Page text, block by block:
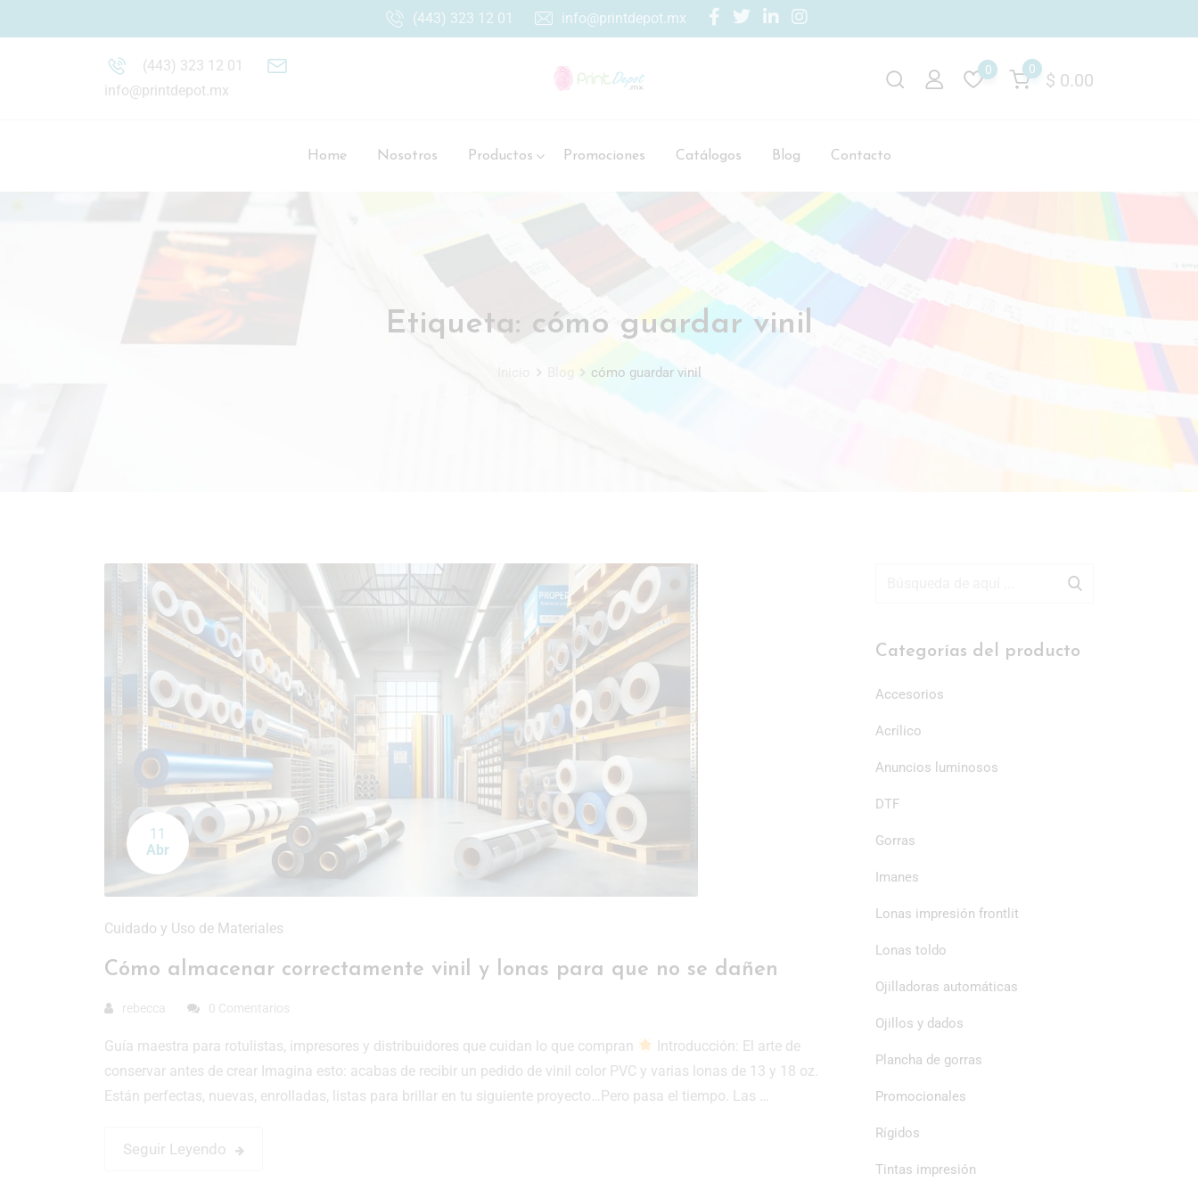
(443) 323 12 01 info@printdepot.mx
(443) 323 12 01
info@printdepot.mx
$ 0.00
0
0
Home Nosotros Productos Promociones Catálogos Blog Contacto
Etiqueta: cómo guardar vinil
cómo guardar vinil
11
Abr
Cuidado y Uso de Materiales
Cómo almacenar correctamente vinil y lonas para que no se dañen
rebecca 0 Comentarios
Guía maestra para rotulistas, impresores y distribuidores que cuidan lo que compran
Introducción: El arte de
conservar antes de crear Imagina esto: acabas de recibir un pedido de vinil color PVC y varias lonas de 13 y 18 oz.
Están perfectas, nuevas, enrolladas, listas para brillar en tu siguiente proyecto…Pero pasa el tiempo. Las …
Seguir Leyendo
Categorías del producto
Accesorios
Acrílico
Anuncios luminosos
DTF
Gorras
Imanes
Lonas impresión frontlit
Lonas toldo
Ojilladoras automáticas
Ojillos y dados
Plancha de gorras
Promocionales
Rígidos
Tintas impresión